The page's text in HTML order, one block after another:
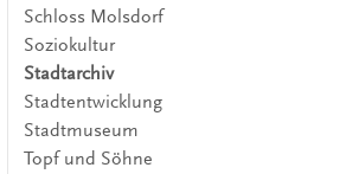
Schloss Molsdorf
Soziokultur
Stadtarchiv
Stadtentwicklung
Stadtmuseum
Topf und Söhne